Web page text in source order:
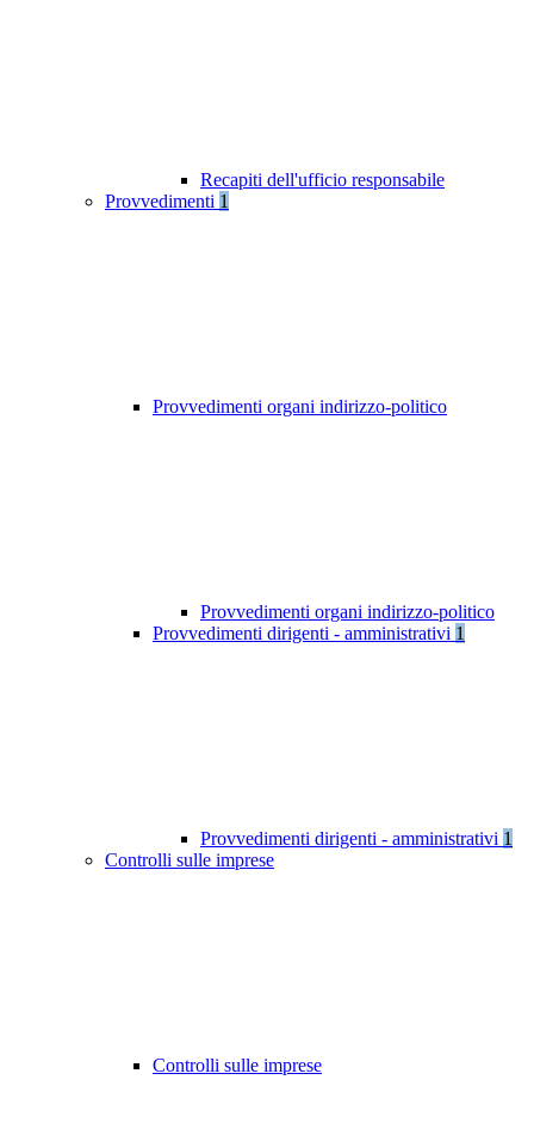
Recapiti dell'ufficio responsabile
Provvedimenti 1
Provvedimenti organi indirizzo-politico
Provvedimenti organi indirizzo-politico
Provvedimenti dirigenti - amministrativi 1
Provvedimenti dirigenti - amministrativi 1
Controlli sulle imprese
Controlli sulle imprese